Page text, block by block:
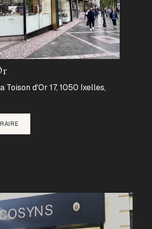
Toison d'Or 17, 1050 Ixelles,